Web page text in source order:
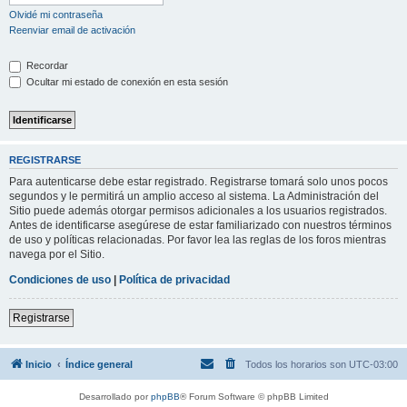
Olvidé mi contraseña
Reenviar email de activación
Recordar
Ocultar mi estado de conexión en esta sesión
REGISTRARSE
Para autenticarse debe estar registrado. Registrarse tomará solo unos pocos
segundos y le permitirá un amplio acceso al sistema. La Administración del
Sitio puede además otorgar permisos adicionales a los usuarios registrados.
Antes de identificarse asegúrese de estar familiarizado con nuestros términos
de uso y políticas relacionadas. Por favor lea las reglas de los foros mientras
navega por el Sitio.
Condiciones de uso | Política de privacidad
Registrarse
Inicio Índice general Todos los horarios son UTC-03:00
Desarrollado porphpBB® Forum Software © phpBB Limited